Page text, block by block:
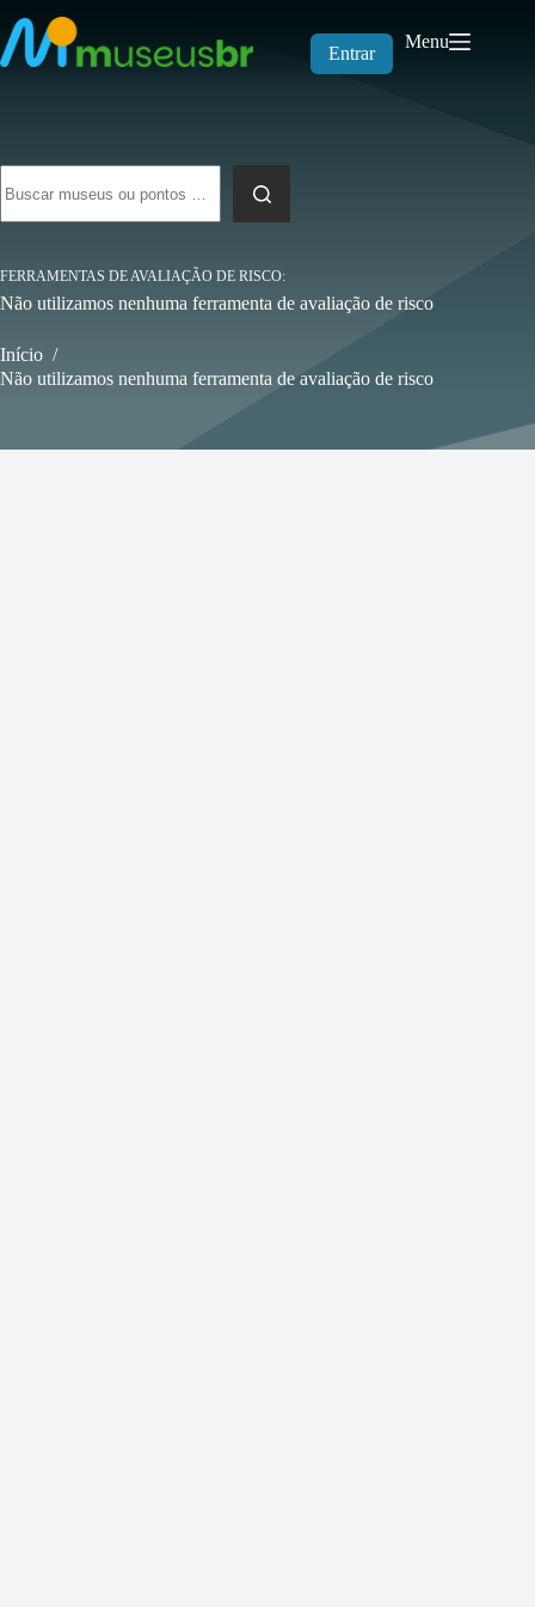
para
o
conteúdo
Entrar
Menu
resultados
FERRAMENTAS DE AVALIAÇÃO DE RISCO
Não utilizamos nenhuma ferramenta de avaliação de risco
Início /
Não utilizamos nenhuma ferramenta de avaliação de risco